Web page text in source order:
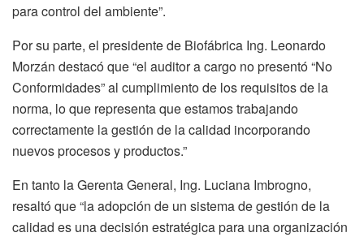
para control del ambiente”.
Por su parte, el presidente de Biofábrica Ing. Leonardo
Morzán destacó que “el auditor a cargo no presentó “No
Conformidades” al cumplimiento de los requisitos de la
norma, lo que representa que estamos trabajando
correctamente la gestión de la calidad incorporando
nuevos procesos y productos.”
En tanto la Gerenta General, Ing. Luciana Imbrogno,
resaltó que “la adopción de un sistema de gestión de la
calidad es una decisión estratégica para una organización